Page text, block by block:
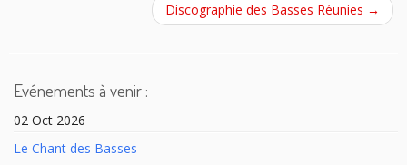
Discographie des Basses Réunies →
Evénements à venir :
02 Oct 2026
Le Chant des Basses